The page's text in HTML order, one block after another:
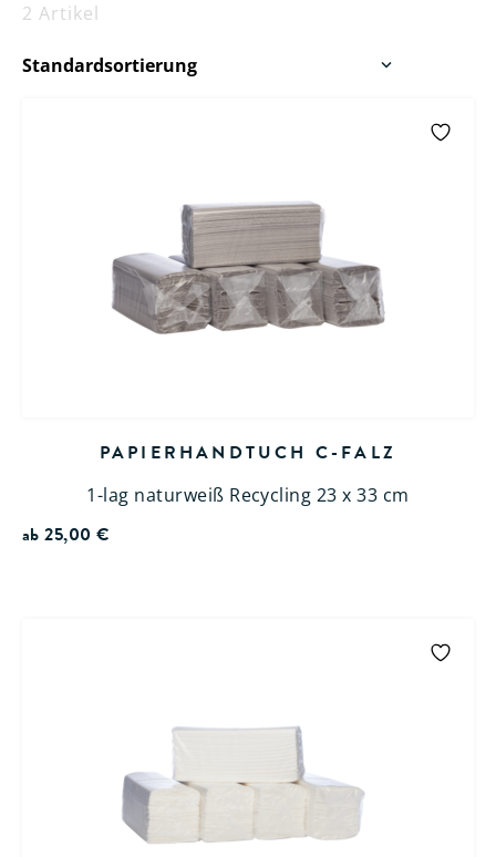
2 Artikel
PAPIERHANDTUCH C-FALZ
1-lag naturweiß Recycling 23 x 33 cm
ab25,00€